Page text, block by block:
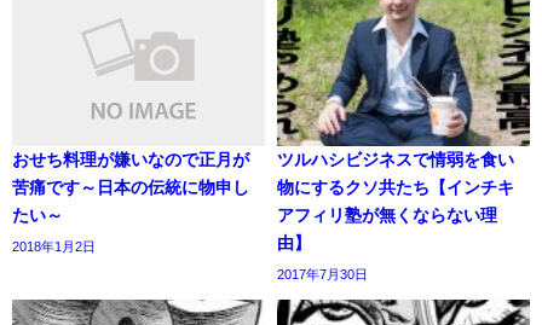
おせち料理が嫌いなので正月が
苦痛です～日本の伝統に物申し
たい～
2018年1月2日
ツルハシビジネスで情弱を食い
物にするクソ共たち【インチキ
アフィリ塾が無くならない理
由】
2017年7月30日